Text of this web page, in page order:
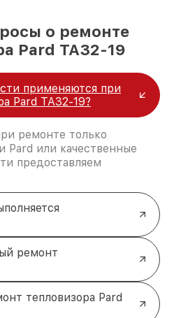
о ремонте
Pard TA32-19
применяются при
Pard TA32-19?
ремонте только
Pard или качественные
предоставляем
ремонт
тепловизора Pard